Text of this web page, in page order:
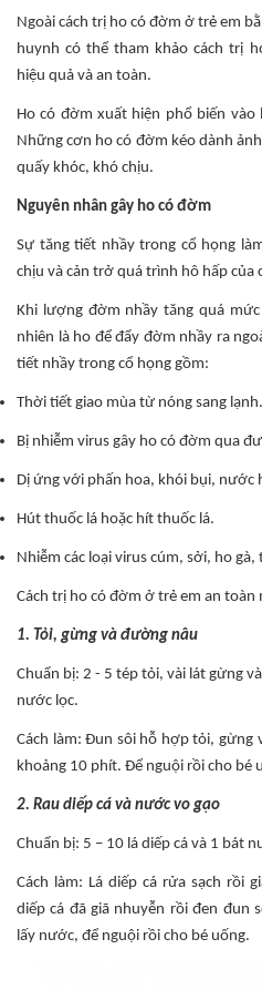
Ngoài cách trị ho có đờm ở trẻ em
huynh có thể tham khảo cách trị
hiệu quả và an toàn.
Ho có đờm xuất hiện phổ biến vào
Những cơn ho có đờm kéo dành
quấy khóc, khó chịu.
Nguyên nhân gây ho có đờm
Sự tăng tiết nhầy trong cổ họng
chịu và cản trở quá trình hô hấp của
Khi lượng đờm nhầy tăng quá
nhiên là ho để đẩy đờm nhầy ra
tiết nhầy trong cổ họng gồm:
Thời tiết giao mùa từ nóng sang lạnh.
Bị nhiễm virus gây ho có đờm qua
Dị ứng với phấn hoa, khói bụi, nước
Hút thuốc lá hoặc hít thuốc lá.
Nhiễm các loại virus cúm, sởi, ho gà,
Cách trị ho có đờm ở trẻ em an toàn
1. Tỏi, gừng và đường nâu
Chuẩn bị: 2 - 5 tép tỏi, vài lát gừng
nước lọc.
Cách làm: Đun sôi hỗ hợp tỏi,
khoảng 10 phít. Để nguội rồi cho bé
2. Rau diếp cá và nước vo gạo
Chuẩn bị: 5 – 10 lá diếp cá và 1 bát
Cách làm: Lá diếp cá rửa sạch rồi
diếp cá đã giã nhuyễn rồi đen đun
lấy nước, để nguội rồi cho bé uống.